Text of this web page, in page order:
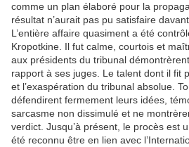
comme un plan élaboré pour la
résultat n’aurait pas pu satisfaire
L’entière affaire quasiment a été
Kropotkine. Il fut calme, courtois et
aux présidents du tribunal
rapport à ses juges. Le talent dont il fit
et l’exaspération du tribunal absolue.
défendirent fermement leurs idées,
sarcasme non dissimulé et ne
verdict. Jusqu’à présent, le procès est
été reconnu être en lien avec